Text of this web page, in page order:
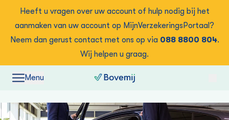
Heeft u vragen over uw account of hulp nodig bij het
aanmaken van uw account op MijnVerzekeringsPortaal?
Neem dan gerust contact met ons op via 088 8800 804.
Wij helpen u graag.
Menu